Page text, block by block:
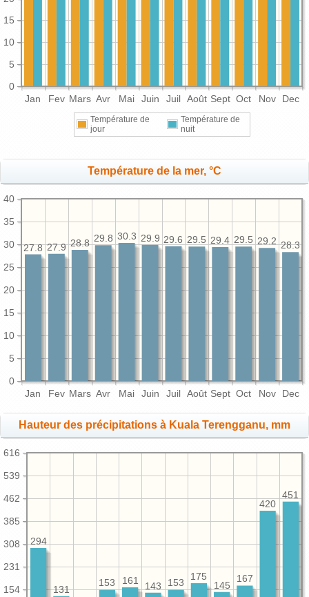
Jan Fev Mars Avr Mai Juin Juil Août Sept Oct Nov Dec
0
5
10
15
Température de
jour
Température de
nuit
Température de la mer, °C
Jan Fev Mars Avr Mai Juin Juil Août Sept Oct Nov Dec
0
5
10
15
20
25
30
35
40
28.3
29.2
29.5
29.4
29.5
29.6
29.9
30.3
29.8
28.8
27.9
27.8
Hauteur des précipitations à Kuala Terengganu, mm
154
231
308
385
462
539
616
451
420
167
145
175
153
143
161
153
131
294